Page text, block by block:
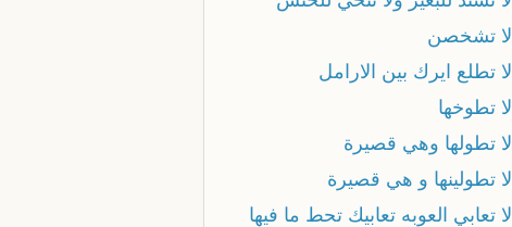
لا تشخصن
لا تطلع ايرك بين الارامل
لا تطوخها
لا تطولها وهي قصيرة
لا تطولينها و هي قصيرة
لا تعابي العوبه تعابيك تحط ما فيها